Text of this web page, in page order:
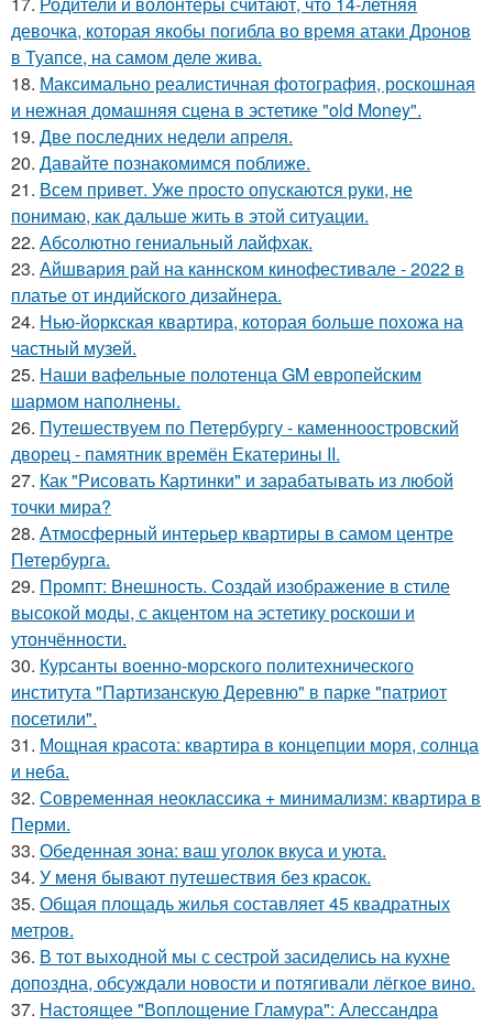
девочка, которая якобы погибла во время атаки Дронов
в Туапсе, на самом деле жива.
18. Максимально реалистичная фотография, роскошная
и нежная домашняя сцена в эстетике "old Money".
19. Две последних недели апреля.
20. Давайте познакомимся поближе.
21. Всем привет. Уже просто опускаются руки, не
понимаю, как дальше жить в этой ситуации.
22. Абсолютно гениальный лайфхак.
23. Айшвария рай на каннском кинофестивале - 2022 в
платье от индийского дизайнера.
24. Нью-йоркская квартира, которая больше похожа на
частный музей.
25. Наши вафельные полотенца GM европейским
шармом наполнены.
26. Путешествуем по Петербургу - каменноостровский
дворец - памятник времён Екатерины II.
27. Как "Рисовать Картинки" и зарабатывать из любой
точки мира?
28. Атмосферный интерьер квартиры в самом центре
Петербурга.
29. Промпт: Внешность. Создай изображение в стиле
высокой моды, с акцентом на эстетику роскоши и
утончённости.
30. Курсанты военно-морского политехнического
института "Партизанскую Деревню" в парке "патриот
посетили".
31. Мощная красота: квартира в концепции моря, солнца
и неба.
32. Современная неоклассика + минимализм: квартира в
Перми.
33. Обеденная зона: ваш уголок вкуса и уюта.
34. У меня бывают путешествия без красок.
35. Общая площадь жилья составляет 45 квадратных
метров.
36. В тот выходной мы с сестрой засиделись на кухне
допоздна, обсуждали новости и потягивали лёгкое вино.
37. Настоящее "Воплощение Гламура": Алессандра